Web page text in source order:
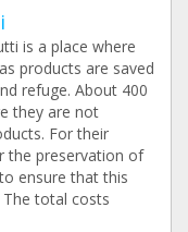
is a place where
products are saved
refuge. About 400
they are not
For their
the preservation of
ensure that this
total costs